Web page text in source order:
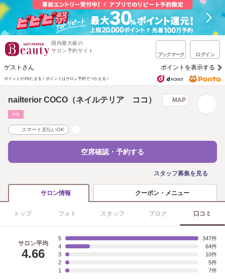
国内最大級の
サロン予約サイト
ブックマーク ログイン
ゲストさん ポイントを表示する
ポイントが1%たまる！ ポイントはサロン予約でつかえる！
nailterior COCO（ネイルテリア ココ） MAP
ﾈｲﾙ
スマート支払いOK
空席確認・予約する
スタッフ募集を見る
サロン情報 クーポン・メニュー
トップ フォト スタッフ ブログ 口コミ
サロン平均
4.66
5
347
4
64
3
10
2
5
1
7